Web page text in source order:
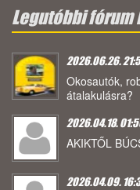
Legutóbbi fórum
2026.06.26.
Okosautók,
átalakulásra?
2026.04.18.
AKIKTŐL
2026.04.09.